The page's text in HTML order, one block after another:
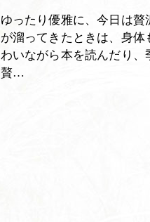
ゆったり優雅に、今日は
が溜ってきたときは、身
わいながら本を読んだり
贅…